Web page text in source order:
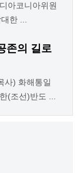
아코니아위원
한 ...
존의 길로
사) 화해통일
(조선)반도 ...